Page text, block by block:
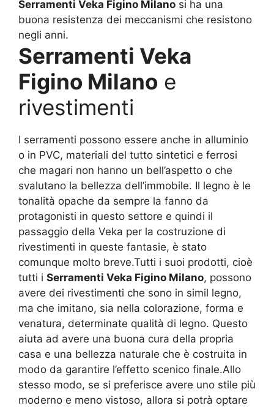
Serramenti Veka Figino Milano si ha una
buona resistenza dei meccanismi che resistono
negli anni.
Serramenti Veka
Figino Milano e
rivestimenti
I serramenti possono essere anche in alluminio
o in PVC, materiali del tutto sintetici e ferrosi
che magari non hanno un bell’aspetto o che
svalutano la bellezza dell’immobile. Il legno è le
tonalità opache da sempre la fanno da
protagonisti in questo settore e quindi il
passaggio della Veka per la costruzione di
rivestimenti in queste fantasie, è stato
comunque molto breve.Tutti i suoi prodotti, cioè
tutti i Serramenti Veka Figino Milano, possono
avere dei rivestimenti che sono in simil legno,
ma che imitano, sia nella colorazione, forma e
venatura, determinate qualità di legno. Questo
aiuta ad avere una buona cura della propria
casa e una bellezza naturale che è costruita in
modo da garantire l’effetto scenico finale.Allo
stesso modo, se si preferisce avere uno stile più
moderno e meno vistoso, allora si potrà optare